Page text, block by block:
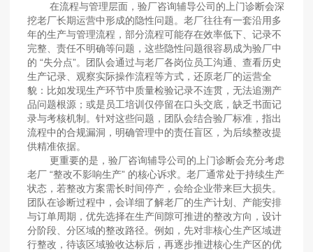
在流程与管理层面，验厂咨询辅导公司的上门诊断会深
挖老厂长期运营中形成的隐性问题。老厂往往有一套沿用多
年的生产与管理流程，部分流程可能存在效率低下、记录不
完整、责任不明确等问题，这些隐性问题很容易成为验厂中
的 “失分点”。团队会通过与老厂各岗位员工沟通、查看历史
生产记录、观察实际操作流程等方式，还原老厂的运营全
貌：比如发现生产环节中质量检验记录不连贯，无法追溯产
品问题根源；或是员工培训仅停留在口头交底，缺乏书面记
录与考核机制。针对这些问题，团队会结合验厂标准，指出
流程中的合规漏洞，明确管理中的责任盲区，为后续整改提
供精准依据。
更重要的是，验厂咨询辅导公司的上门诊断会充分考虑
老厂 “整改不影响生产” 的核心诉求。老厂通常处于持续生产
状态，若整改方案需长时间停产，会给企业带来巨大损失。
团队在诊断过程中，会详细了解老厂的生产计划、产能安排
与订单周期，优先选择在生产间隙可推进的整改方向，设计
分阶段、分区域的整改路径。例如，先对非核心生产区域进
行整改，待该区域验收达标后，再逐步推进核心生产区的优